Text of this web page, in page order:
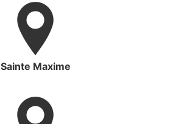
Sainte Maxime